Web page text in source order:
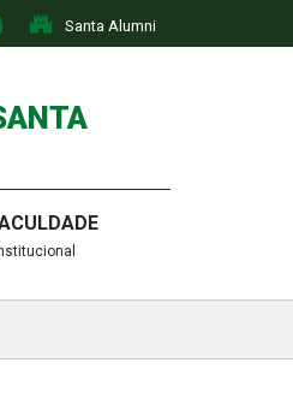
Santa Alumni